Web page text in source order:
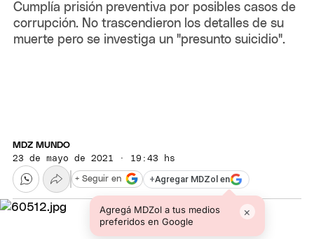
Cumplía prisión preventiva por posibles casos de
corrupción. No trascendieron los detalles de su
muerte pero se investiga un "presunto suicidio".
MDZ MUNDO
23 de mayo de 2021 · 19:43 hs
+Agregar MDZol en
Agregá MDZol a tus medios
preferidos en Google
×
+ Seguir en